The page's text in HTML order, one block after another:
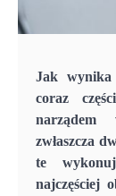
Jak wynika
coraz
narządem
zwłaszcza
te
najczęściej